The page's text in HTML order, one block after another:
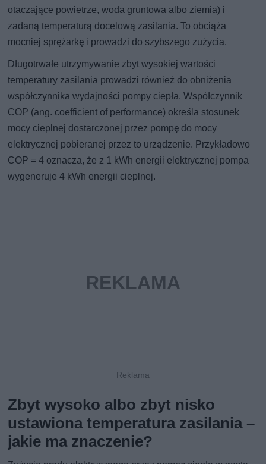
otaczające powietrze, woda gruntowa albo ziemia) i
zadaną temperaturą docelową zasilania. To obciąża
mocniej sprężarkę i prowadzi do szybszego zużycia.
Długotrwałe utrzymywanie zbyt wysokiej wartości
temperatury zasilania prowadzi również do obniżenia
współczynnika wydajności pompy ciepła. Współczynnik
COP (ang. coefficient of performance) określa stosunek
mocy cieplnej dostarczonej przez pompę do mocy
elektrycznej pobieranej przez to urządzenie. Przykładowo
COP = 4 oznacza, że z 1 kWh energii elektrycznej pompa
wygeneruje 4 kWh energii cieplnej.
Zbyt wysoko albo zbyt nisko
ustawiona temperatura zasilania –
jakie ma znaczenie?